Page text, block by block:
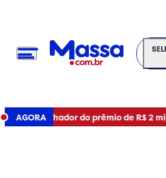
AGORA
ganhador do prêmio de R$ 2 milhões